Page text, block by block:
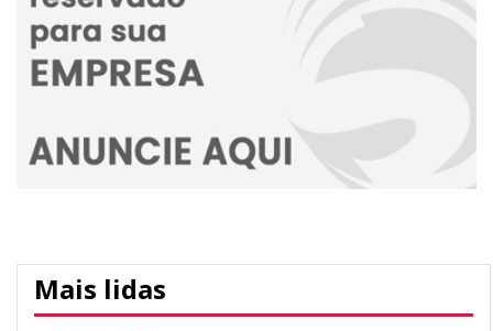
Mais lidas